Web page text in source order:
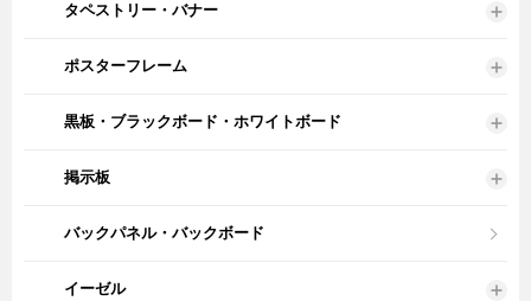
タペストリー・バナー
ポスターフレーム
黒板・ブラックボード・ホワイトボード
掲示板
バックパネル・バックボード
イーゼル